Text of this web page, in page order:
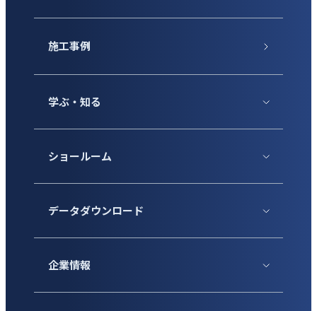
施工事例
学ぶ・知る
ショールーム
データダウンロード
企業情報